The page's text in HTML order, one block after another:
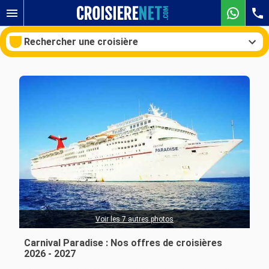
Rechercher une croisière
Mois de départ
Ports Compagnies
Rechercher
Carnival Paradise : Nos offres de croisières
2026 - 2027
Voir les 7 autres photos